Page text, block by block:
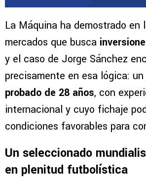
La Máquina ha demostrado en
mercados que busca
y el caso de Jorge Sánchez
precisamente en esa lógica: un
probado de 28 años, con
internacional y cuyo fichaje
condiciones favorables para
Un seleccionado
en plenitud futbolística